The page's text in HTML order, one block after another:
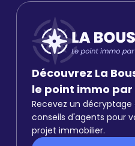
Découvrez La
le point immo par
Recevez un
conseils d'agents pour
projet immobilier.